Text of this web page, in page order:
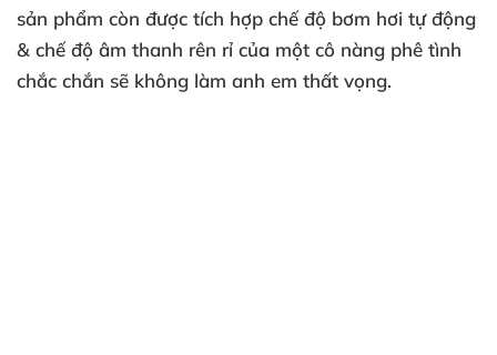
sản phẩm còn được tích hợp chế độ bơm hơi tự động
& chế độ âm thanh rên rỉ của một cô nàng phê tình
chắc chắn sẽ không làm anh em thất vọng.